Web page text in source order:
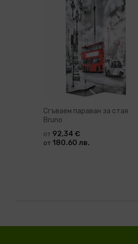
Сгъваем параван за стая
Bruno
от 92,34 €
от 180.60 лв.